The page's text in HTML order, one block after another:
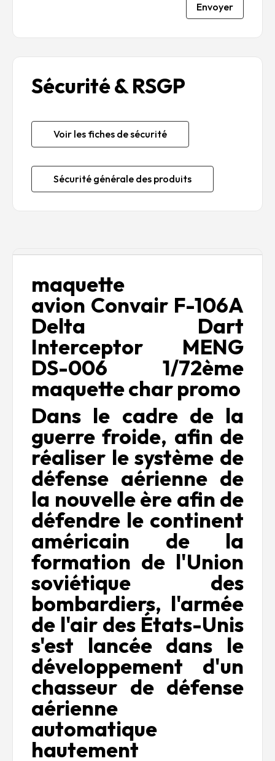
Envoyer
Sécurité & RSGP
Voir les fiches de sécurité
Sécurité générale des produits
maquette
avion Convair F-106A
Delta Dart
Interceptor MENG
DS-006 1/72ème
maquette char promo
Dans le cadre de la
guerre froide, afin de
réaliser le système de
défense aérienne de
la nouvelle ère afin de
défendre le continent
américain de la
formation de l'Union
soviétique des
bombardiers, l'armée
de l'air des États-Unis
s'est lancée dans le
développement d'un
chasseur de défense
aérienne
automatique
hautement